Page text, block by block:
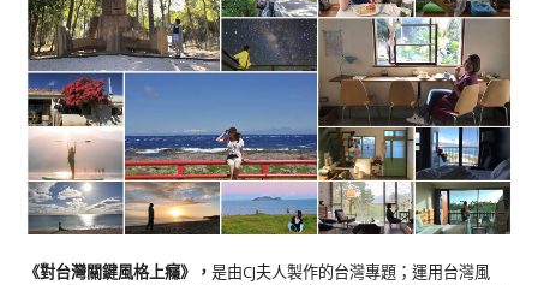
《對台灣關鍵風格上癮》 ， 是由CJ夫人製作的台灣專題；運用台灣風